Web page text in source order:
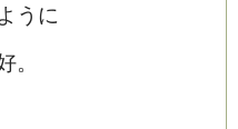
うに
。